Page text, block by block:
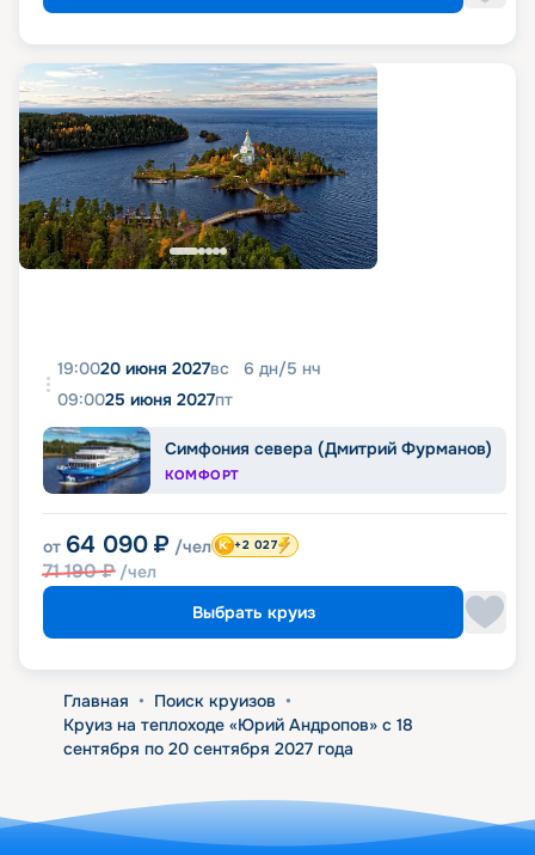
19:0020 июня 2027вс 6 дн/5 нч
09:0025 июня 2027пт
Симфония севера (Дмитрий Фурманов)
КОМФОРТ
от 64 090 ₽ /чел
71 190₽ /чел
+2 027
Выбрать круиз
Главная • Поиск круизов •
Круиз на теплоходе «Юрий Андропов» с 18
сентября по 20 сентября 2027 года